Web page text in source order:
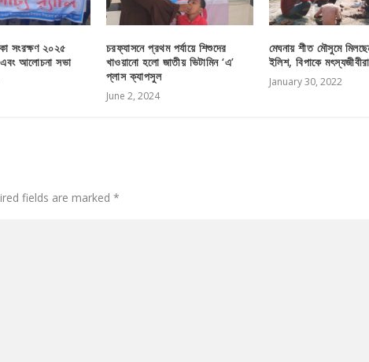
সংরক্ষণ ২০২৫
এবং আলোচনা সভা
চরফ্যাসনে প্রথম পর্যায়ে শিশুদের
খাওয়ানো হলো জাতীয় ভিটামিন ‘এ’
প্লাস ক্যাপসুল
June 2, 2024
মেঘনায় শীত মৌসুমে
ইলিশ, বিপাকে মৎস্যজীবীরা
January 30, 2022
fields are marked *